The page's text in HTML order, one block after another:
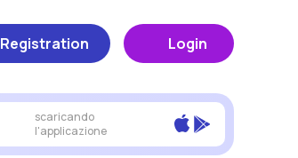
Login
Registration
scaricando
l'applicazione